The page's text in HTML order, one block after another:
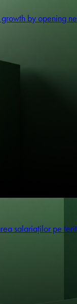
by opening
salariaților pe